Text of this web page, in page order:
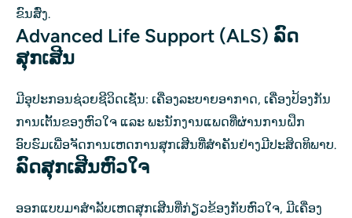
ຂົນສົ່ງ.
Advanced Life Support (ALS) ລົດ
ສຸກເສີນ
ມີອຸປະກອນຊ່ວຍຊີວິດເຊັ່ນ: ເຄື່ອງລະບາຍອາກາດ, ເຄື່ອງປ້ອງກັນ
ການເຕັ້ນຂອງຫົວໃຈ ແລະ ພະນັກງານແພດທີ່ຜ່ານການຝຶກ
ອົບຮົມເພື່ອຈັດການເຫດການສຸກເສີນທີ່ສຳຄັນຢ່າງມີປະສິດທິພາບ.
ລົດສຸກເສີນຫົວໃຈ
ອອກແບບມາສຳລັບເຫດສຸກເສີນທີ່ກ່ຽວຂ້ອງກັບຫົວໃຈ, ມີເຄື່ອງ